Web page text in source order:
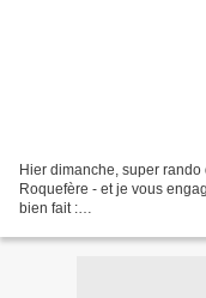
Hier dimanche, super
Roquefère - et je vous
bien fait :
Donc, c'est avec un...